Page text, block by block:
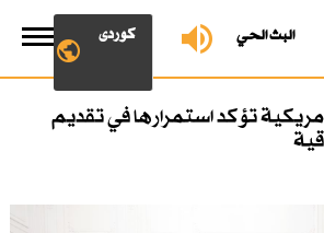
البث الحي کوردی
تؤكد استمرارها في تقديم